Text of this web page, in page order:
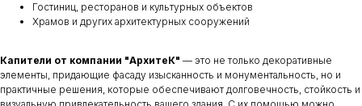
Гостиниц, ресторанов и культурных объектов
Храмов и других архитектурных сооружений
Капители от компании "АрхитеК" — это не только декоративные
элементы, придающие фасаду изысканность и монументальность, но и
практичные решения, которые обеспечивают долговечность, стойкость и